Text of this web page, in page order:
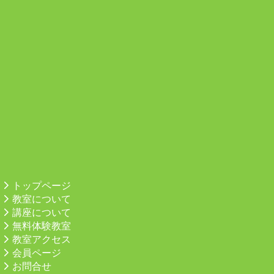
トップページ
教室について
講座について
無料体験教室
教室アクセス
会員ページ
お問合せ